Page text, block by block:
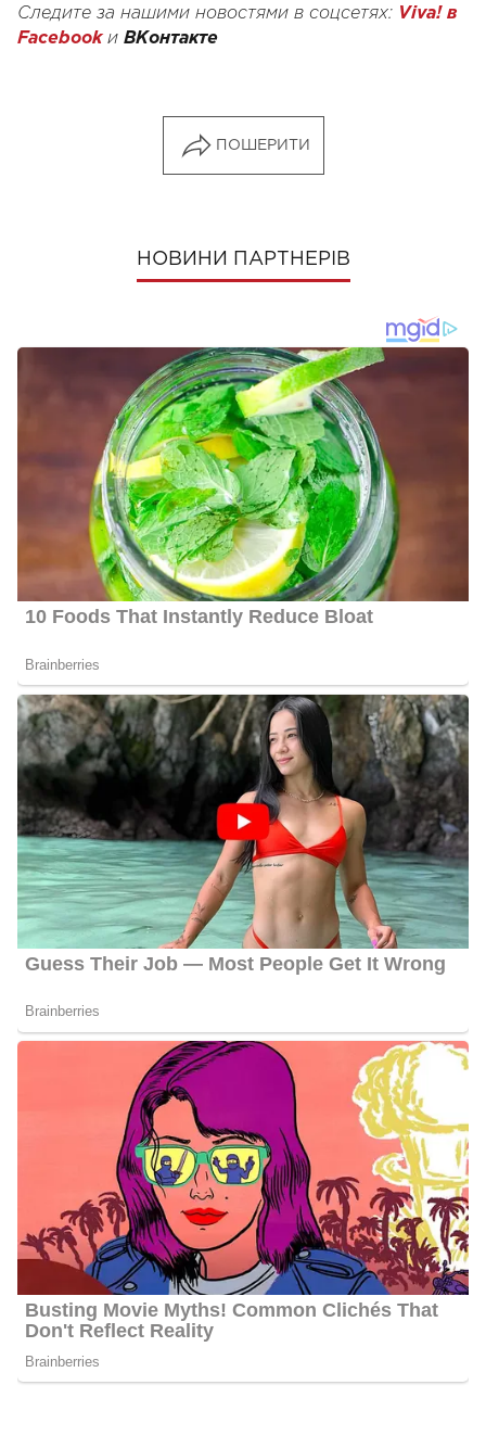
Следите за нашими новостями в соцсетях: Viva! в
Facebookи ВКонтакте
ПОШЕРИТИ
НОВИНИ ПАРТНЕРІВ